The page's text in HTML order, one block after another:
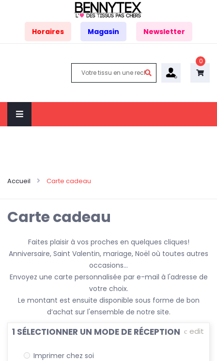
Horaires Magasin Newsletter
0
Accueil Carte cadeau
Carte cadeau
Faites plaisir à vos proches en quelques cliques!
Anniversaire, Saint Valentin, mariage, Noël où toutes autres
occasions...
Envoyez une carte personnalisée par e-mail à l'adresse de
votre choix.
Le montant est ensuite disponible sous forme de bon
d’achat sur l'ensemble de notre site.
1 SÉLECTIONNER UN MODE DE RÉCEPTION edit
Imprimer chez soi